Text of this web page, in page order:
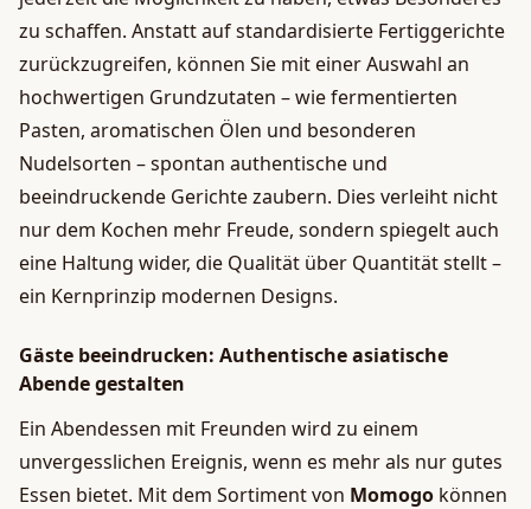
zu schaffen. Anstatt auf standardisierte Fertiggerichte
zurückzugreifen, können Sie mit einer Auswahl an
hochwertigen Grundzutaten – wie fermentierten
Pasten, aromatischen Ölen und besonderen
Nudelsorten – spontan authentische und
beeindruckende Gerichte zaubern. Dies verleiht nicht
nur dem Kochen mehr Freude, sondern spiegelt auch
eine Haltung wider, die Qualität über Quantität stellt –
ein Kernprinzip modernen Designs.
Gäste beeindrucken: Authentische asiatische
Abende gestalten
Ein Abendessen mit Freunden wird zu einem
unvergesslichen Ereignis, wenn es mehr als nur gutes
Essen bietet. Mit dem Sortiment von Momogo können